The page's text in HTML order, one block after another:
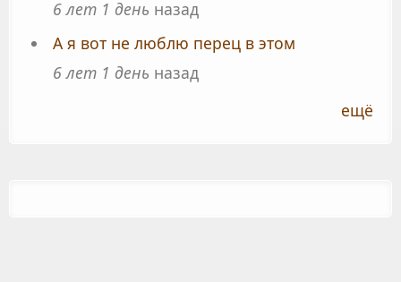
6 лет 1 день назад
А я вот не люблю перец в этом
6 лет 1 день назад
ещё